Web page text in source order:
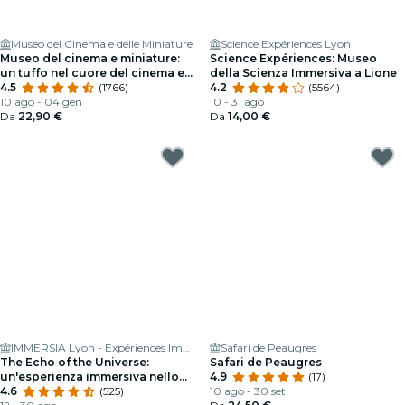
Museo del Cinema e delle Miniature
Museo del cinema e miniature:
un tuffo nel cuore del cinema e
degli effetti speciali
4.5
(1766)
10 ago - 04 gen
Da 22,90 €
Science Expériences Lyon
Science Expériences: Museo
della Scienza Immersiva a Lione
4.2
(5564)
10 - 31 ago
Da 14,00 €
IMMERSIA Lyon - Expériences Immersives en Réalité Virtuelle
The Echo of the Universe:
un'esperienza immersiva nello
spazio
4.6
(525)
Safari de Peaugres
Safari de Peaugres
4.9
(17)
10 ago - 30 set